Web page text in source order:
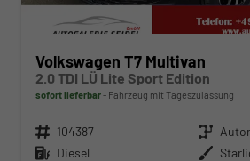
Volkswagen T7 Multivan
2.0 TDI LÜ Lite Sport Edition
sofort lieferbar Fahrzeug mit Tageszulassung
Fahrzeugnr. 104387 Getriebe
Kraftstoff Diesel Außenfarbe